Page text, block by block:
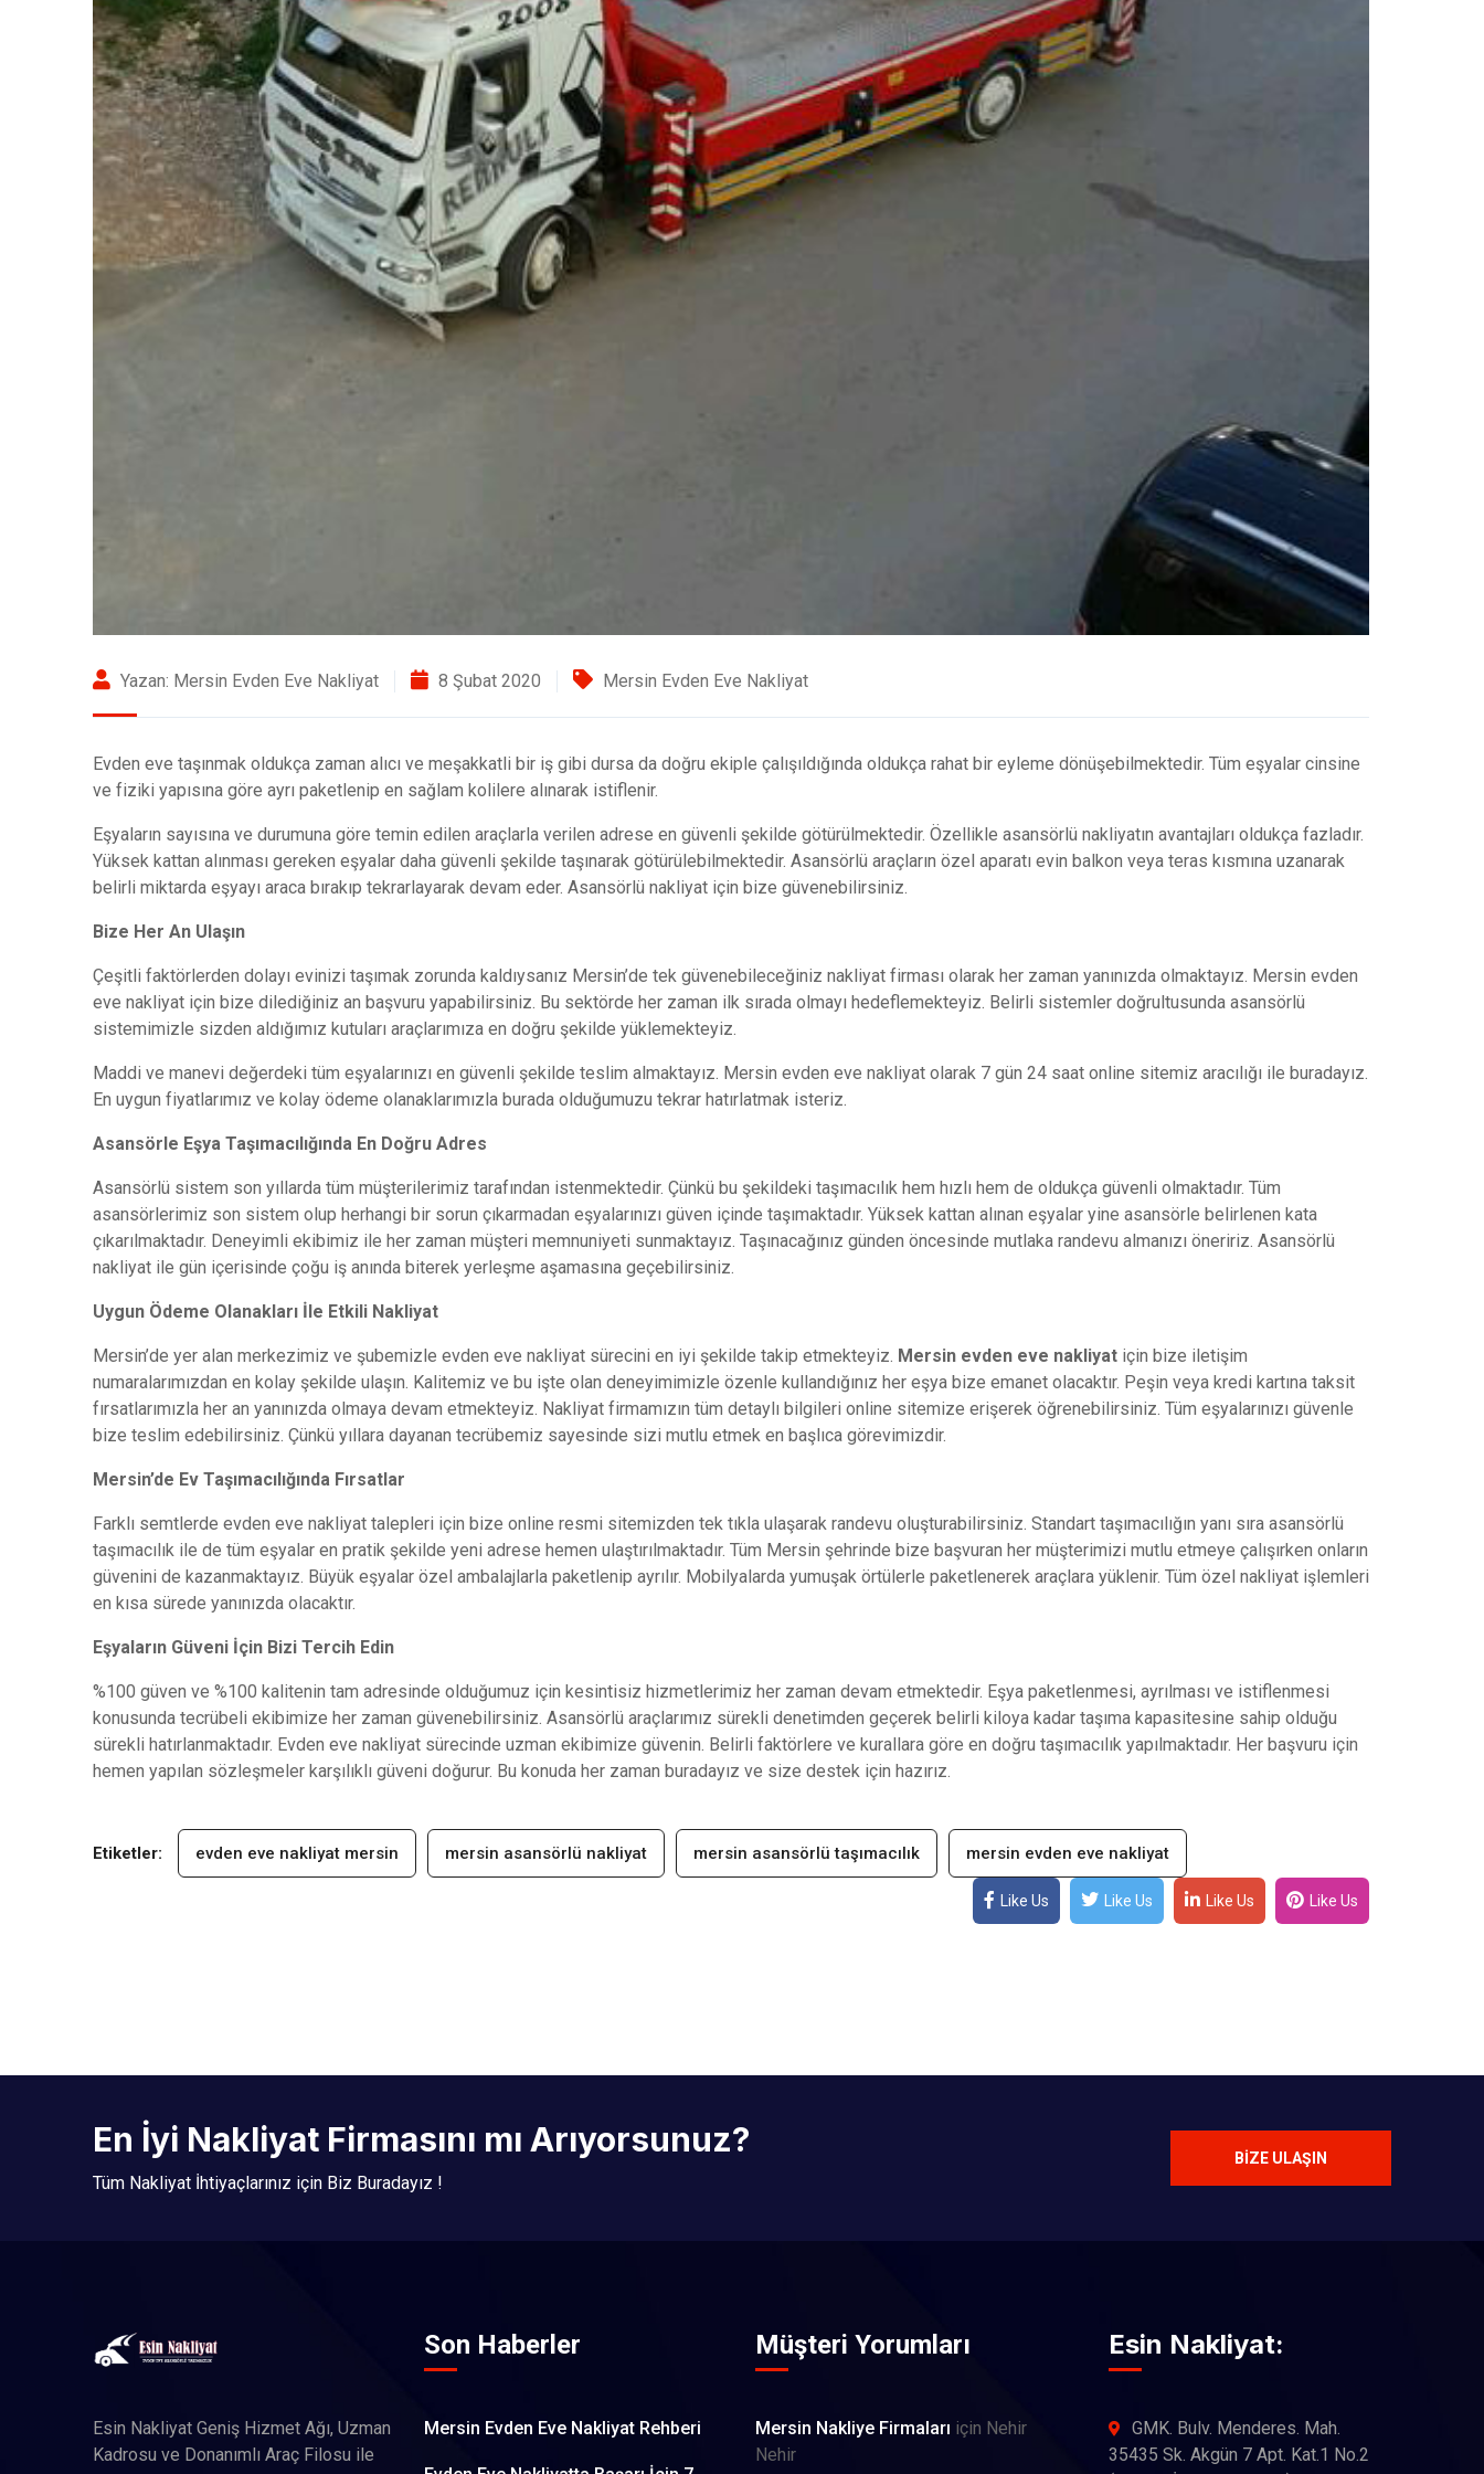
Yazan: Mersin Evden Eve Nakliyat 8 Şubat 2020 Mersin Evden Eve Nakliyat
Evden eve taşınmak oldukça zaman alıcı ve meşakkatli bir iş gibi dursa da doğru ekiple çalışıldığında oldukça rahat bir eyleme dönüşebilmektedir. Tüm eşyalar cinsine
ve fiziki yapısına göre ayrı paketlenip en sağlam kolilere alınarak istiflenir.
Eşyaların sayısına ve durumuna göre temin edilen araçlarla verilen adrese en güvenli şekilde götürülmektedir. Özellikle asansörlü nakliyatın avantajları oldukça fazladır.
Yüksek kattan alınması gereken eşyalar daha güvenli şekilde taşınarak götürülebilmektedir. Asansörlü araçların özel aparatı evin balkon veya teras kısmına uzanarak
belirli miktarda eşyayı araca bırakıp tekrarlayarak devam eder. Asansörlü nakliyat için bize güvenebilirsiniz.
Bize Her An Ulaşın
Çeşitli faktörlerden dolayı evinizi taşımak zorunda kaldıysanız Mersin’de tek güvenebileceğiniz nakliyat firması olarak her zaman yanınızda olmaktayız. Mersin evden
eve nakliyat için bize dilediğiniz an başvuru yapabilirsiniz. Bu sektörde her zaman ilk sırada olmayı hedeflemekteyiz. Belirli sistemler doğrultusunda asansörlü
sistemimizle sizden aldığımız kutuları araçlarımıza en doğru şekilde yüklemekteyiz.
Maddi ve manevi değerdeki tüm eşyalarınızı en güvenli şekilde teslim almaktayız. Mersin evden eve nakliyat olarak 7 gün 24 saat online sitemiz aracılığı ile buradayız.
En uygun fiyatlarımız ve kolay ödeme olanaklarımızla burada olduğumuzu tekrar hatırlatmak isteriz.
Asansörle Eşya Taşımacılığında En Doğru Adres
Asansörlü sistem son yıllarda tüm müşterilerimiz tarafından istenmektedir. Çünkü bu şekildeki taşımacılık hem hızlı hem de oldukça güvenli olmaktadır. Tüm
asansörlerimiz son sistem olup herhangi bir sorun çıkarmadan eşyalarınızı güven içinde taşımaktadır. Yüksek kattan alınan eşyalar yine asansörle belirlenen kata
çıkarılmaktadır. Deneyimli ekibimiz ile her zaman müşteri memnuniyeti sunmaktayız. Taşınacağınız günden öncesinde mutlaka randevu almanızı öneririz. Asansörlü
nakliyat ile gün içerisinde çoğu iş anında biterek yerleşme aşamasına geçebilirsiniz.
Uygun Ödeme Olanakları İle Etkili Nakliyat
Mersin’de yer alan merkezimiz ve şubemizle evden eve nakliyat sürecini en iyi şekilde takip etmekteyiz. Mersin evden eve nakliyat için bize iletişim
numaralarımızdan en kolay şekilde ulaşın. Kalitemiz ve bu işte olan deneyimimizle özenle kullandığınız her eşya bize emanet olacaktır. Peşin veya kredi kartına taksit
fırsatlarımızla her an yanınızda olmaya devam etmekteyiz. Nakliyat firmamızın tüm detaylı bilgileri online sitemize erişerek öğrenebilirsiniz. Tüm eşyalarınızı güvenle
bize teslim edebilirsiniz. Çünkü yıllara dayanan tecrübemiz sayesinde sizi mutlu etmek en başlıca görevimizdir.
Mersin’de Ev Taşımacılığında Fırsatlar
Farklı semtlerde evden eve nakliyat talepleri için bize online resmi sitemizden tek tıkla ulaşarak randevu oluşturabilirsiniz. Standart taşımacılığın yanı sıra asansörlü
taşımacılık ile de tüm eşyalar en pratik şekilde yeni adrese hemen ulaştırılmaktadır. Tüm Mersin şehrinde bize başvuran her müşterimizi mutlu etmeye çalışırken onların
güvenini de kazanmaktayız. Büyük eşyalar özel ambalajlarla paketlenip ayrılır. Mobilyalarda yumuşak örtülerle paketlenerek araçlara yüklenir. Tüm özel nakliyat işlemleri
en kısa sürede yanınızda olacaktır.
Eşyaların Güveni İçin Bizi Tercih Edin
%100 güven ve %100 kalitenin tam adresinde olduğumuz için kesintisiz hizmetlerimiz her zaman devam etmektedir. Eşya paketlenmesi, ayrılması ve istiflenmesi
konusunda tecrübeli ekibimize her zaman güvenebilirsiniz. Asansörlü araçlarımız sürekli denetimden geçerek belirli kiloya kadar taşıma kapasitesine sahip olduğu
sürekli hatırlanmaktadır. Evden eve nakliyat sürecinde uzman ekibimize güvenin. Belirli faktörlere ve kurallara göre en doğru taşımacılık yapılmaktadır. Her başvuru için
hemen yapılan sözleşmeler karşılıklı güveni doğurur. Bu konuda her zaman buradayız ve size destek için hazırız.
Etiketler: evden eve nakliyat mersin mersin asansörlü nakliyat mersin asansörlü taşımacılık mersin evden eve nakliyat
Like Us Like Us Like Us Like Us
En İyi Nakliyat Firmasını mı Arıyorsunuz?
Tüm Nakliyat İhtiyaçlarınız için Biz Buradayız !
BIZE ULAŞIN
Esin Nakliyat Geniş Hizmet Ağı, Uzman
Kadrosu ve Donanımlı Araç Filosu ile
Son Haberler
Mersin Evden Eve Nakliyat Rehberi
Müşteri Yorumları
Mersin Nakliye Firmaları için Nehir
Nehir
Esin Nakliyat:
GMK. Bulv. Menderes. Mah.
35435 Sk. Akgün 7 Apt. Kat.1 No.2